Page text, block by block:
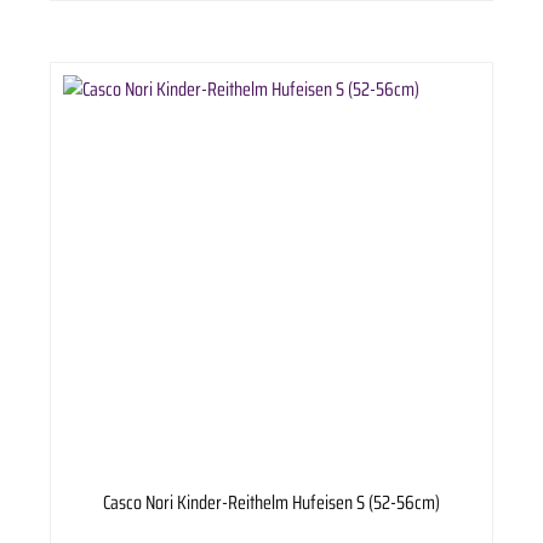
Casco Nori Kinder-Reithelm Hufeisen S (52-56cm)